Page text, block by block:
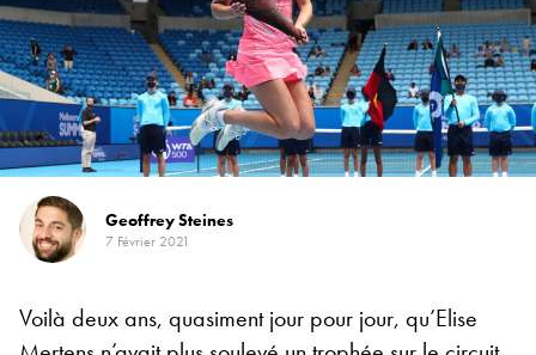
Geoffrey Steines
7 Février 2021
Voilà deux ans, quasiment jour pour jour, qu’Elise